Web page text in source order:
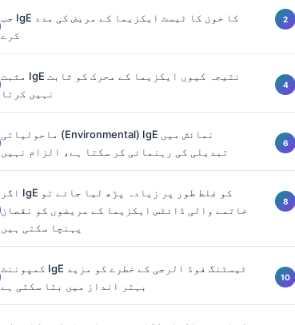
جب IgE کا خون کا ٹیسٹ ایکزیما کے مریض کی مدد
کرے
مثبت IgE نتیجہ کیوں ایکزیما کے محرک کو ثابت
نہیں کرتا
ماحولیاتی (Environmental) IgE نمائش میں
تبدیلی کی رہنمائی کر سکتا ہے، الزام نہیں
اگر IgE کو غلط طور پر زیادہ پڑھ لیا جائے تو
خاتمے والی ڈائٹس ایکزیما کے مریضوں کو نقصان
پہنچا سکتی ہیں
کمپوننٹ IgE ٹیسٹنگ فوڈ الرجی کے خطرے کو مزید
بہتر انداز میں بتا سکتی ہے